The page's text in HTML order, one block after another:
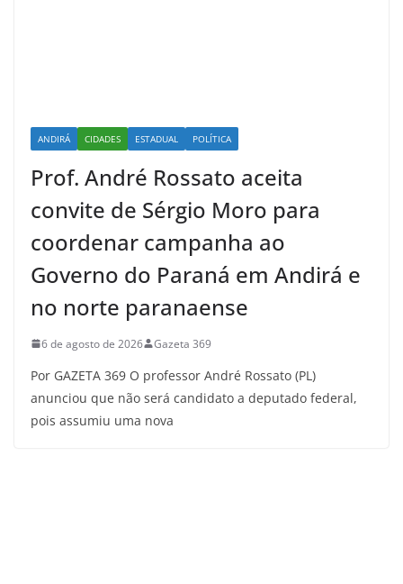
ANDIRÁ CIDADES ESTADUAL POLÍTICA
Prof. André Rossato aceita
convite de Sérgio Moro para
coordenar campanha ao
Governo do Paraná em Andirá e
no norte paranaense
6 de agosto de 2026 Gazeta 369
Por GAZETA 369 O professor André Rossato (PL)
anunciou que não será candidato a deputado federal,
pois assumiu uma nova